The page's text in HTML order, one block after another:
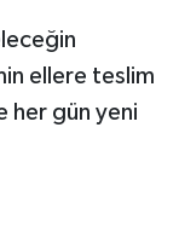
ellere teslim
her gün yeni